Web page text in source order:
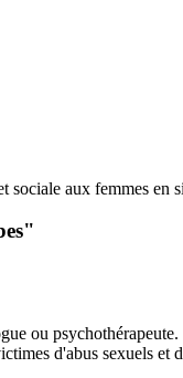
aux femmes en
ou psychothérapeute.
d'abus sexuels et